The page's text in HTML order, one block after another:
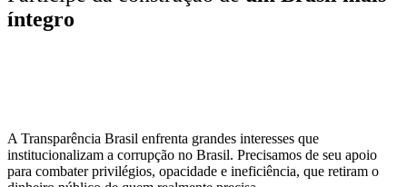
íntegro
A Transparência Brasil enfrenta grandes interesses que
institucionalizam a corrupção no Brasil. Precisamos de seu apoio
para combater privilégios, opacidade e ineficiência, que retiram o